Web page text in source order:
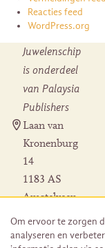
Reacties feed
WordPress.org
Juwelenschip
is onderdeel
van Palaysia
Publishers
Laan van
Kronenburg
14
1183 AS
Amstelveen
Herroeping
bestelling
Om ervoor te zorgen
analyseren en